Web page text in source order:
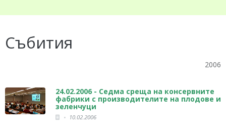
Събития
2006
24.02.2006 - Седма среща на консервните
фабрики с производителите на плодове и
зеленчуци
10.02.2006